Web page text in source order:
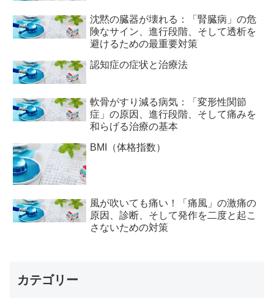
沈黙の臓器が壊れる：「腎臓病」の危
険なサイン、進行段階、そして透析を
避けるための最重要対策
認知症の症状と治療法
軟骨がすり減る病気：「変形性関節
症」の原因、進行段階、そして痛みを
和らげる治療の基本
BMI（体格指数）
風が吹いても痛い！「痛風」の激痛の
原因、診断、そして発作を二度と起こ
さないための対策
カテゴリー